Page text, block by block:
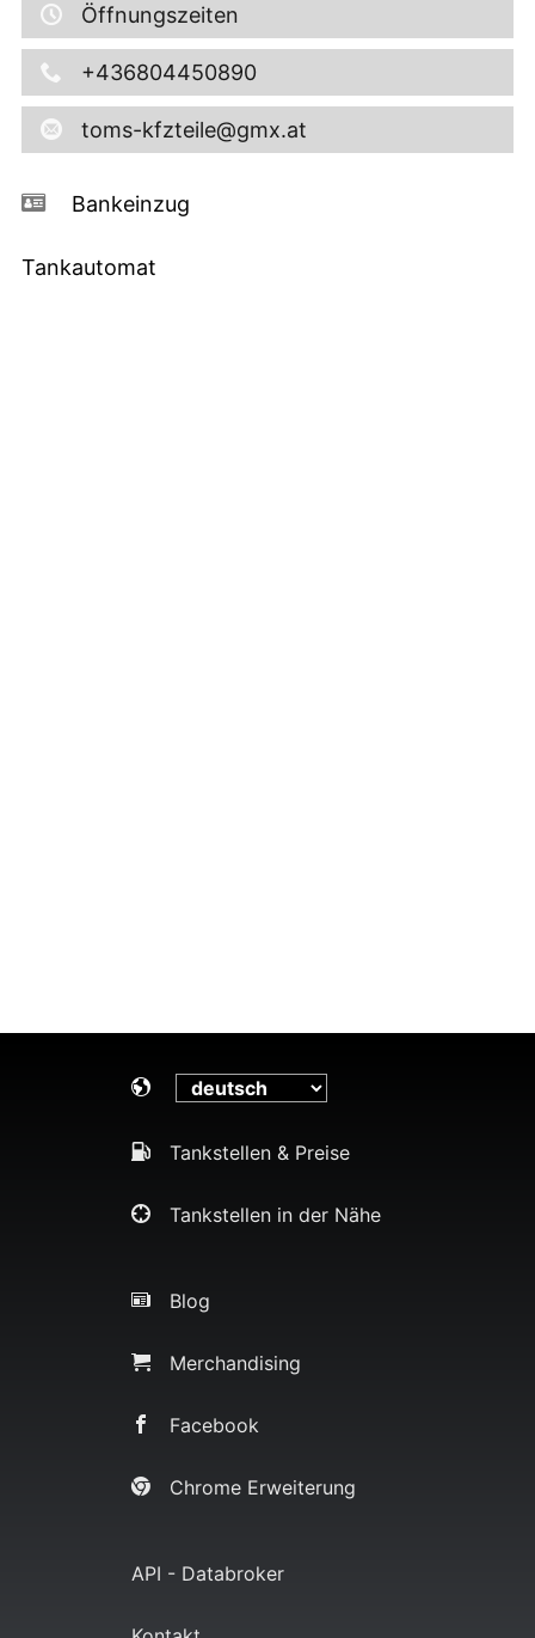
Öffnungszeiten
+436804450890
toms-kfzteile@gmx.at
Bankeinzug
Tankautomat
Tankstellen & Preise
Tankstellen in der Nähe
Blog
Merchandising
Facebook
Chrome Erweiterung
API - Databroker